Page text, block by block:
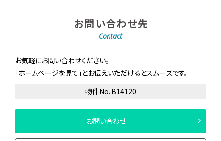
お問い合わせ先
Contact
お気軽にお問い合わせください。
「ホームページを見て」とお伝えいただけるとスムーズです。
物件No. B14120
お問い合わせ